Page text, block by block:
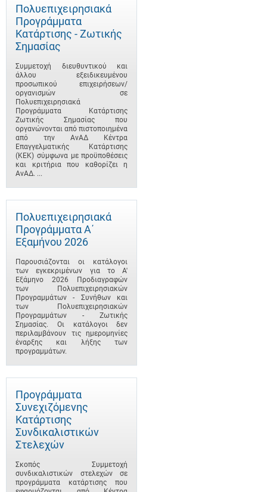
Πολυεπιχειρησιακά
Προγράμματα
Κατάρτισης - Ζωτικής
Σημασίας
Συμμετοχή διευθυντικού και
άλλου εξειδικευμένου
προσωπικού επιχειρήσεων/
οργανισμών σε
Πολυεπιχειρησιακά
Προγράμματα Κατάρτισης
Ζωτικής Σημασίας που
οργανώνονται από πιστοποιημένα
από την ΑνΑΔ Κέντρα
Επαγγελματικής Κατάρτισης
(ΚΕΚ) σύμφωνα με προϋποθέσεις
και κριτήρια που καθορίζει η
ΑνΑΔ. ...
Πολυεπιχειρησιακά
Προγράμματα A΄
Εξαμήνου 2026
Παρουσιάζονται οι κατάλογοι
των εγκεκριμένων για το A'
Εξάμηνο 2026 Προδιαγραφών
των Πολυεπιχειρησιακών
Προγραμμάτων - Συνήθων και
των Πολυεπιχειρησιακών
Προγραμμάτων - Ζωτικής
Σημασίας. Οι κατάλογοι δεν
περιλαμβάνουν τις ημερομηνίες
έναρξης και λήξης των
προγραμμάτων.
Προγράμματα
Συνεχιζόμενης
Κατάρτισης
Συνδικαλιστικών
Στελεχών
Σκοπός Συμμετοχή
συνδικαλιστικών στελεχών σε
προγράμματα κατάρτισης που